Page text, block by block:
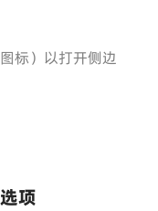
标）以打开侧边
项